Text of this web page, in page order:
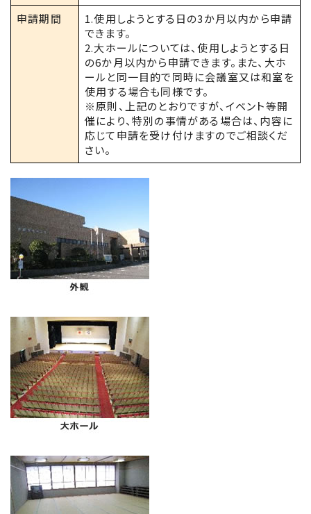
申請期間
1.使用しようとする日の3か月以内から申請
できます。
2.大ホールについては、使用しようとする日
の6か月以内から申請できます。また、大ホ
ールと同一目的で同時に会議室又は和室を
使用する場合も同様です。
※原則、上記のとおりですが、イベント等開
催により、特別の事情がある場合は、内容に
応じて申請を受け付けますのでご相談くだ
さい。